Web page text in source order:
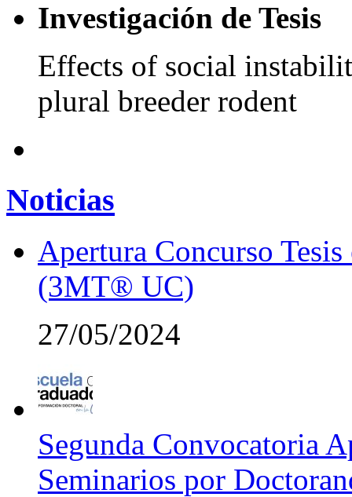
Investigación de Tesis
Effects of social
plural breeder rodent
Noticias
Apertura Concurso
(3MT® UC)
27/05/2024
Segunda Convocatoria
Seminarios por